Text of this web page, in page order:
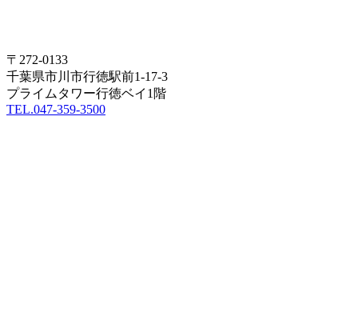
〒272-0133
千葉県市川市行徳駅前1-17-3
プライムタワー行徳ベイ1階
TEL.047-359-3500